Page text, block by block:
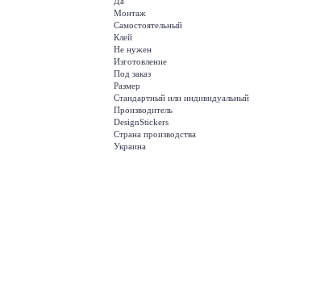
Монтаж
Самостоятельный
Клей
Не нужен
Изготовление
Под заказ
Размер
Стандартный или индивидуальный
Производитель
DesignStickers
Страна производства
Украина